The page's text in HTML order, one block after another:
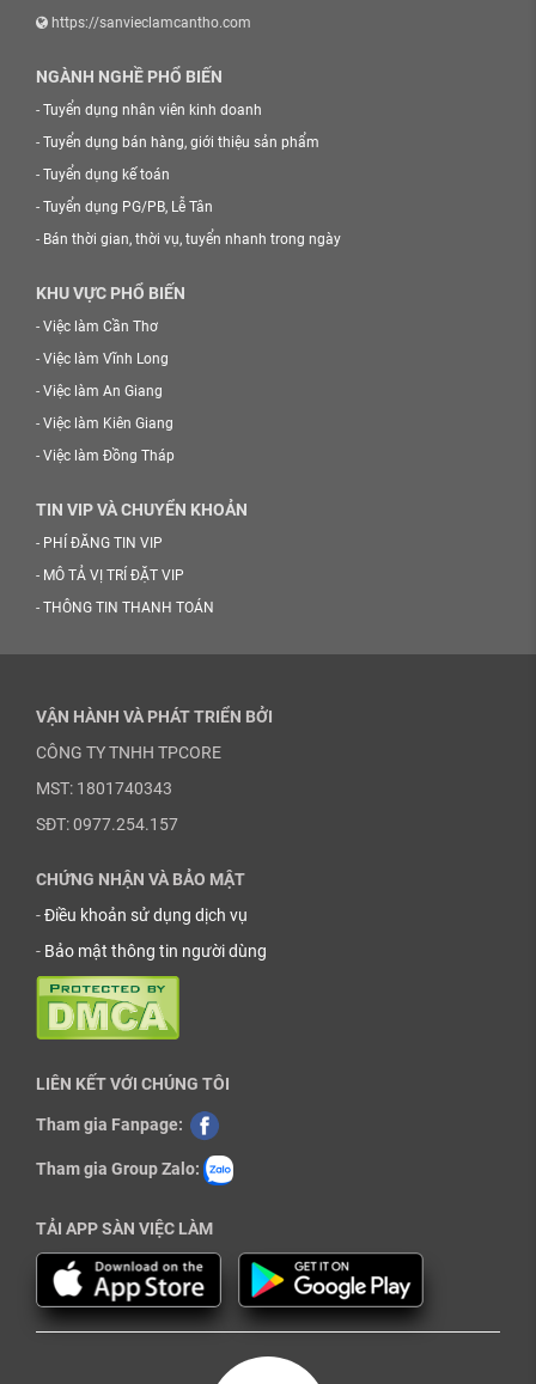
https://sanvieclamcantho.com
NGÀNH NGHỀ PHỔ BIẾN
- Tuyển dụng nhân viên kinh doanh
- Tuyển dụng bán hàng, giới thiệu sản phẩm
- Tuyển dụng kế toán
- Tuyển dụng PG/PB, Lễ Tân
- Bán thời gian, thời vụ, tuyển nhanh trong ngày
KHU VỰC PHỔ BIẾN
- Việc làm Cần Thơ
- Việc làm Vĩnh Long
- Việc làm An Giang
- Việc làm Kiên Giang
- Việc làm Đồng Tháp
TIN VIP VÀ CHUYỂN KHOẢN
- PHÍ ĐĂNG TIN VIP
- MÔ TẢ VỊ TRÍ ĐẶT VIP
- THÔNG TIN THANH TOÁN
VẬN HÀNH VÀ PHÁT TRIỂN BỞI
CÔNG TY TNHH TPCORE
MST: 1801740343
SĐT: 0977.254.157
CHỨNG NHẬN VÀ BẢO MẬT
-Điều khoản sử dụng dịch vụ
- Bảo mật thông tin người dùng
LIÊN KẾT VỚI CHÚNG TÔI
Tham gia Fanpage:
Tham gia Group Zalo:
TẢI APP SÀN VIỆC LÀM